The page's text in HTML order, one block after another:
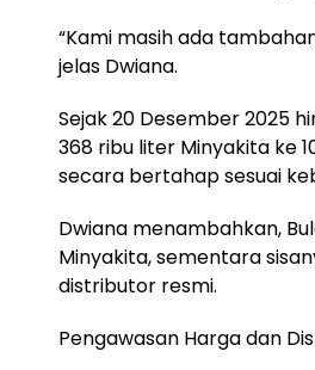
“Kami masih ada
jelas Dwiana.
Sejak 20 Desember 2025
368 ribu liter Minyakita ke
secara bertahap sesuai
Dwiana menambahkan,
Minyakita, sementara
distributor resmi.
Pengawasan Harga dan